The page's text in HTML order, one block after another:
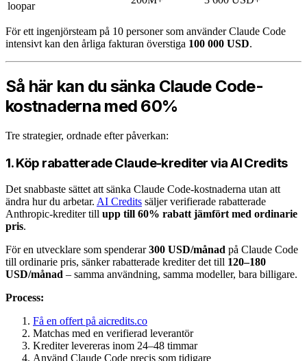
loopar
För ett ingenjörsteam på 10 personer som använder Claude Code
intensivt kan den årliga fakturan överstiga 100 000 USD.
Så här kan du sänka Claude Code-
kostnaderna med 60%
Tre strategier, ordnade efter påverkan:
1. Köp rabatterade Claude-krediter via AI Credits
Det snabbaste sättet att sänka Claude Code-kostnaderna utan att
ändra hur du arbetar. AI Credits säljer verifierade rabatterade
Anthropic-krediter till upp till 60% rabatt jämfört med ordinarie
pris.
För en utvecklare som spenderar300 USD/månad på Claude Code
till ordinarie pris, sänker rabatterade krediter det till 120–180
USD/månad – samma användning, samma modeller, bara billigare.
Process:
Få en offert på aicredits.co
Matchas med en verifierad leverantör
Krediter levereras inom 24–48 timmar
Använd Claude Code precis som tidigare